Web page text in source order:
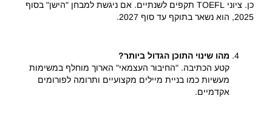
כן. ציוני TOEFL תקפים לשנתיים. אם ניגשת למבחן "הישן" בסוף
2025, הוא נשאר בתוקף עד סוף 2027.
מהו שינוי התוכן הגדול ביותר?
קטע הכתיבה. "החיבור העצמאי" הארוך מוחלף במשימות
מעשיות כמו בניית מיילים מקצועיים ותרומה לפורומים
אקדמיים.